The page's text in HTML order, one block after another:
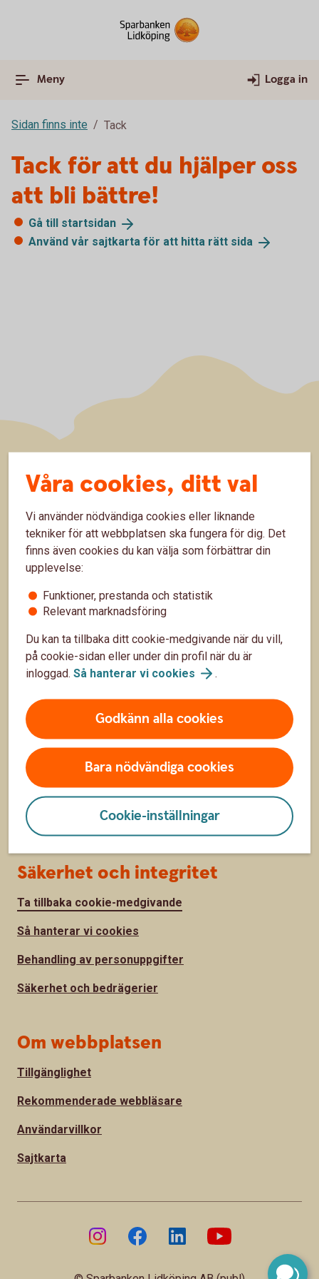
Meny Logga in
Sidan finns inte Tack
Tack för att du hjälper oss
att bli bättre!
Gå till startsidan
Använd vår sajtkarta för att hitta rätt sida
Våra cookies, ditt val
Vi använder nödvändiga cookies eller liknande
tekniker för att webbplatsen ska fungera för dig. Det
finns även cookies du kan välja som förbättrar din
upplevelse:
Funktioner, prestanda och statistik
Relevant marknadsföring
Du kan ta tillbaka ditt cookie-medgivande när du vill,
på cookie-sidan eller under din profil när du är
inloggad. Så hanterar vi cookies .
Godkänn alla cookies
Bara nödvändiga cookies
Cookie-inställningar
Sidfot
Räkna
Sparkalkylator
Bolånekalkyl
Räkna på billån
Räkna ut pension
Hitta snabbt
Räntor, priser och kurser
Om Sparbanken Lidköping
Jobba hos oss
Finansiell information
Press
Säkerhet och integritet
Ta tillbaka cookie-medgivande
Så hanterar vi cookies
Behandling av personuppgifter
Säkerhet och bedrägerier
Om webbplatsen
Tillgänglighet
Rekommenderade webbläsare
Användarvillkor
Sajtkarta